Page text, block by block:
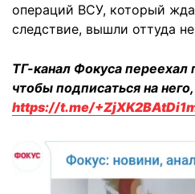
операций ВСУ, который
следствие, вышли оттуда
ТГ-канал Фокуса переехал
чтобы подписаться на
https://t.me/